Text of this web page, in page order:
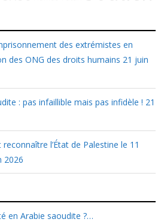
des extrémistes en
des ONG des droits humains 21 juin
: pas infaillible mais pas infidèle ! 21
l’État de Palestine le 11
2026
en Arabie saoudite ?…